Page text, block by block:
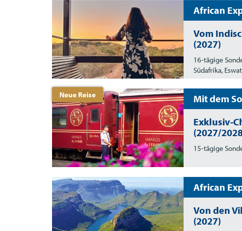
African
Vom
(2027)
16-tägige
Südafrika,
Mit dem
Neue Reise
Exklusiv-
(2027/
15-tägige
African
Von den
(2027)